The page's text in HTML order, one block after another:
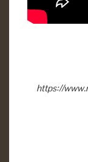
https://